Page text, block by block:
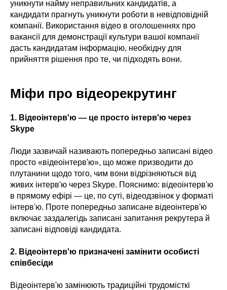
уникнути найму неправильних кандидатів, а
кандидати прагнуть уникнути роботи в невідповідній
компанії. Використання відео в оголошеннях про
вакансії для демонстрації культури вашої компанії
дасть кандидатам інформацію, необхідну для
прийняття рішення про те, чи підходять вони.
Міфи про відеорекрутинг
1. Відеоінтерв'ю — це просто інтерв'ю через
Skype
Люди зазвичай називають попередньо записані відео
просто «відеоінтерв'ю», що може призводити до
плутанини щодо того, чим вони відрізняються від
живих інтерв'ю через Skype. Пояснимо: відеоінтерв'ю
в прямому ефірі — це, по суті, відеодзвінок у форматі
інтерв'ю. Проте попередньо записане відеоінтерв'ю
включає заздалегідь записані запитання рекрутера й
записані відповіді кандидата.
2. Відеоінтерв'ю призначені замінити особисті
співбесіди
Відеоінтерв'ю замінюють традиційні трудомісткі